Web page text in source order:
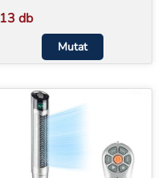
13 db
Mutat